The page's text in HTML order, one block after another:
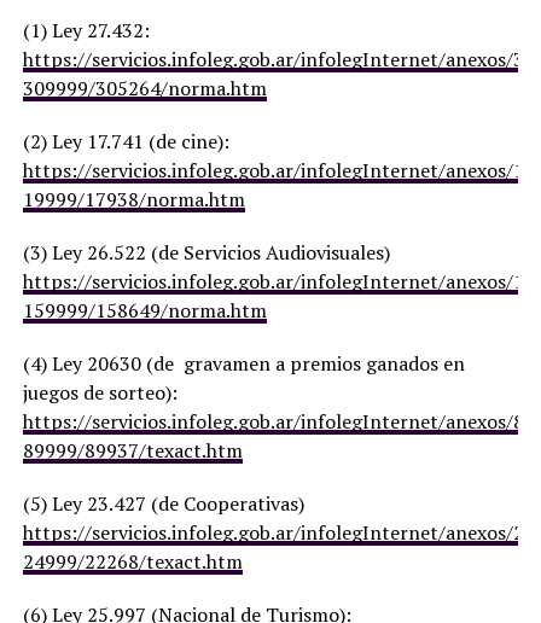
(1) Ley 27.432:
https://servicios.infoleg.gob.ar/infolegInternet/anexos/
309999/305264/norma.htm
(2) Ley 17.741 (de cine):
https://servicios.infoleg.gob.ar/infolegInternet/anexos/
19999/17938/norma.htm
(3) Ley 26.522 (de Servicios Audiovisuales)
https://servicios.infoleg.gob.ar/infolegInternet/anexos/
159999/158649/norma.htm
(4) Ley 20630 (de gravamen a premios ganados en
juegos de sorteo):
https://servicios.infoleg.gob.ar/infolegInternet/anexos/
89999/89937/texact.htm
(5) Ley 23.427 (de Cooperativas)
https://servicios.infoleg.gob.ar/infolegInternet/anexos/
24999/22268/texact.htm
(6) Ley 25.997 (Nacional de Turismo):